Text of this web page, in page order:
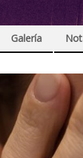
Galería